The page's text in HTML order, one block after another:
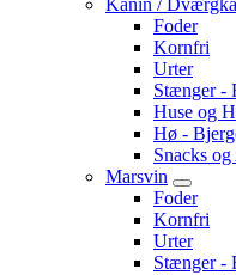
Foder
Kornfri
Urter
Stænger -
Huse og
Hø -
Snacks
Marsvin
Foder
Kornfri
Urter
Stænger -